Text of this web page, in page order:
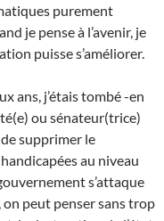
purement
je pense à l’avenir, je
puisse s’améliorer.
ans, j’étais tombé -en
ou sénateur(trice)
supprimer le
au niveau
s’attaque
on peut penser sans trop